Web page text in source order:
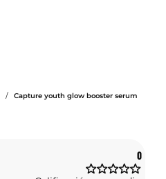
/ Capture youth glow booster serum
0